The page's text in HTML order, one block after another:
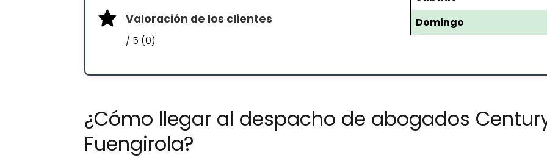
Valoración de los clientes
/ 5 (0)
Domingo
¿Cómo llegar al despacho de abogados
Fuengirola?